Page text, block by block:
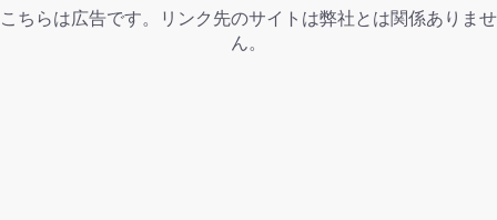
こちらは広告です。リンク先のサイトは弊社とは関係ありませ
ん。